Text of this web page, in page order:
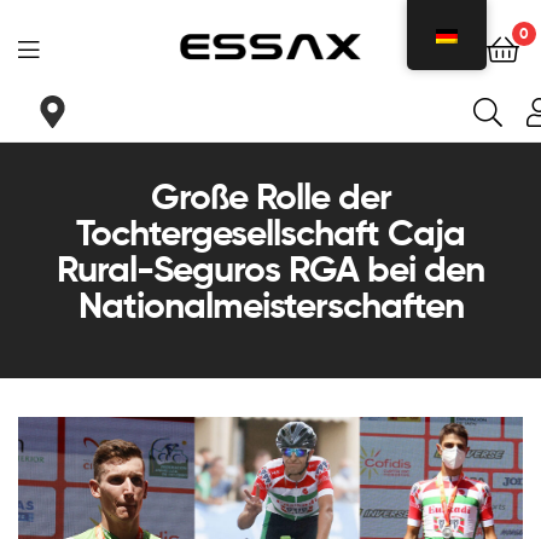
|
Ihr
idealer
Sattel
jeden
Bedarf
0
Große Rolle der
Tochtergesellschaft Caja
Rural-Seguros RGA bei den
Nationalmeisterschaften